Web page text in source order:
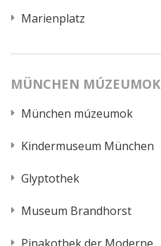
Marienplatz
MÜNCHEN MÚZEUMOK
München múzeumok
Kindermuseum München
Glyptothek
Museum Brandhorst